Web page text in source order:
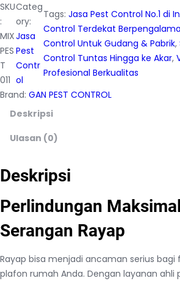
SKU
:
MIX
PES
T
011
Categ
ory:
Jasa
Pest
Contr
ol
Tags:Jasa Pest Control No.1 di
Control Terdekat
Control Untuk Gudang & Pabrik,
Control Tuntas Hingga ke Akar,
Profesional Berkualitas
Brand: GAN PEST CONTROL
Deskripsi
Ulasan (0)
Deskripsi
Perlindungan
Serangan Rayap
Rayap bisa menjadi ancaman serius bagi
plafon rumah Anda. Dengan layanan ahli